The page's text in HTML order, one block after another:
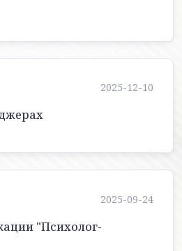
2025-12-10
2025-09-24
"Психолог-